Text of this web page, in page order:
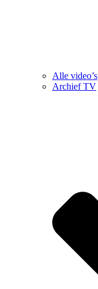
Alle video’s
Archief TV